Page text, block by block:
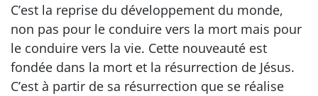
C’est la reprise du développement du monde,
non pas pour le conduire vers la mort mais pour
le conduire vers la vie. Cette nouveauté est
fondée dans la mort et la résurrection de Jésus.
C’est à partir de sa résurrection que se réalise